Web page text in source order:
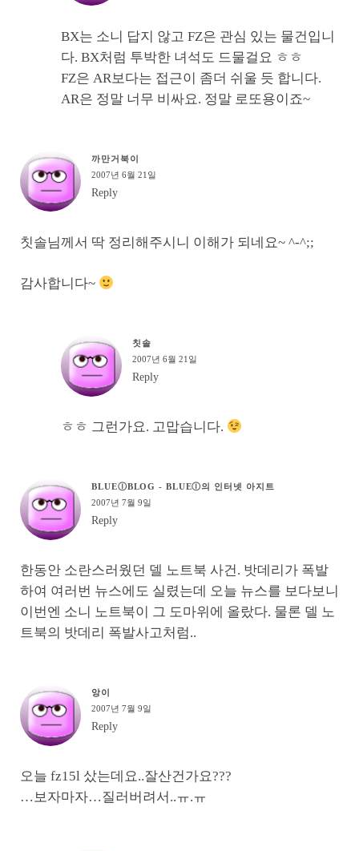
BX는 소니 답지 않고 FZ은 관심 있는 물건입니
다. BX처럼 투박한 녀석도 드물걸요 ㅎㅎ
FZ은 AR보다는 접근이 좀더 쉬울 듯 합니다.
AR은 정말 너무 비싸요. 정말 로또용이죠~
까만거북이
2007년 6월 21일
Reply
칫솔님께서 딱 정리해주시니 이해가 되네요~ ^-^;;
감사합니다~
칫솔
2007년 6월 21일
Reply
ㅎㅎ 그런가요. 고맙습니다.
BLUEⒾBLOG - BLUEⒾ의 인터넷 아지트
2007년 7월 9일
Reply
한동안 소란스러웠던 델 노트북 사건. 밧데리가 폭발
하여 여러번 뉴스에도 실렸는데 오늘 뉴스를 보다보니
이번엔 소니 노트북이 그 도마위에 올랐다. 물론 델 노
트북의 밧데리 폭발사고처럼..
앙이
2007년 7월 9일
Reply
오늘 fz15l 샀는데요..잘산건가요???
…보자마자…질러버려서..ㅠ.ㅠ